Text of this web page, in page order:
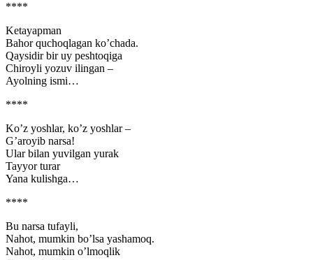
****
Ketayapman
Bahor quchoqlagan ko’chada.
Qaysidir bir uy peshtoqiga
Chiroyli yozuv ilingan –
Ayolning ismi…
****
Ko’z yoshlar, ko’z yoshlar –
G’aroyib narsa!
Ular bilan yuvilgan yurak
Tayyor turar
Yana kulishga…
****
Bu narsa tufayli,
Nahot, mumkin bo’lsa yashamoq.
Nahot, mumkin o’lmoqlik